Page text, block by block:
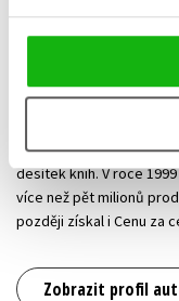
filmového festivalu v
na tvorbu pro děti.
leporel a omalovánek.
nakladatelstvím
desítek knih. V roce
více než pět milionů
později získal i Cenu za
Zobrazit profil